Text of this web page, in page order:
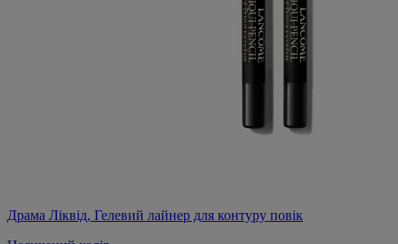
Драма Ліквід, Гелевий лайнер для контуру повік